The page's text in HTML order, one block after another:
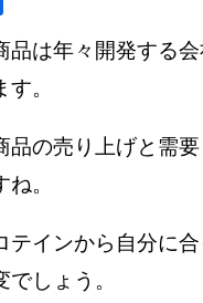
品は年々開発する
。
品の売り上げと需
。
テインから自分に
しょう。